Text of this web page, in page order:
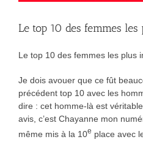
Le top 10 des femmes
Le top 10 des femmes les plus
Je dois avouer que ce fût
précédent top 10 avec les
dire : cet homme-là est
avis, c’est Chayanne mon
même mis à la 10e place avec